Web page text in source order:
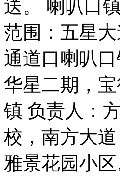
送。 喇叭口
范围：五星
通道口喇叭
华星二期，
镇 负责人：
校，南方大
雅景花园小